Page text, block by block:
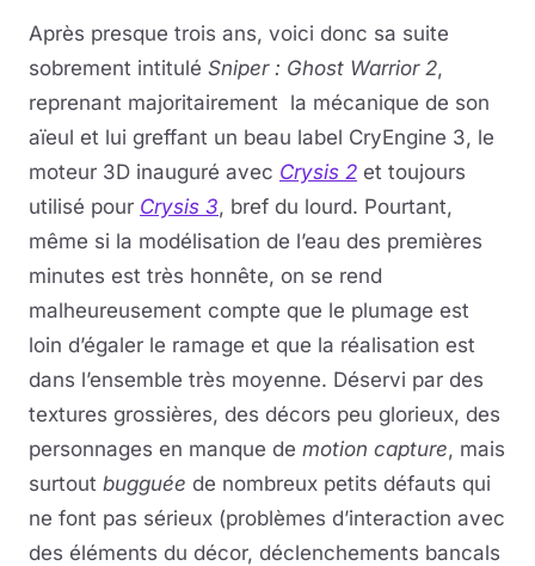
Après presque trois ans, voici donc sa suite
sobrement intitulé Sniper : Ghost Warrior 2,
reprenant majoritairement la mécanique de son
aïeul et lui greffant un beau label CryEngine 3, le
moteur 3D inauguré avec Crysis 2 et toujours
utilisé pour Crysis 3, bref du lourd. Pourtant,
même si la modélisation de l’eau des premières
minutes est très honnête, on se rend
malheureusement compte que le plumage est
loin d’égaler le ramage et que la réalisation est
dans l’ensemble très moyenne. Déservi par des
textures grossières, des décors peu glorieux, des
personnages en manque de motion capture, mais
surtout bugguée de nombreux petits défauts qui
ne font pas sérieux (problèmes d’interaction avec
des éléments du décor, déclenchements bancals